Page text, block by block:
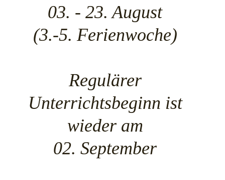
03. - 23. August
(3.-5. Ferienwoche)
Regulärer
Unterrichtsbeginn ist
wieder am
02. September